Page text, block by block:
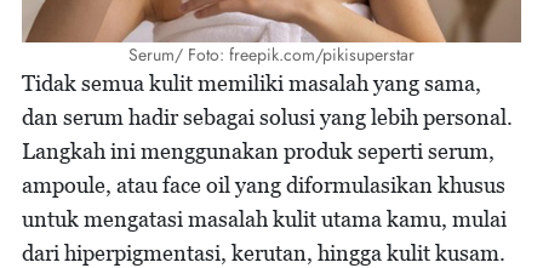
Serum/ Foto: freepik.com/pikisuperstar
Tidak semua kulit memiliki masalah yang sama,
dan serum hadir sebagai solusi yang lebih personal.
Langkah ini menggunakan produk seperti serum,
ampoule, atau face oil yang diformulasikan khusus
untuk mengatasi masalah kulit utama kamu, mulai
dari hiperpigmentasi, kerutan, hingga kulit kusam.